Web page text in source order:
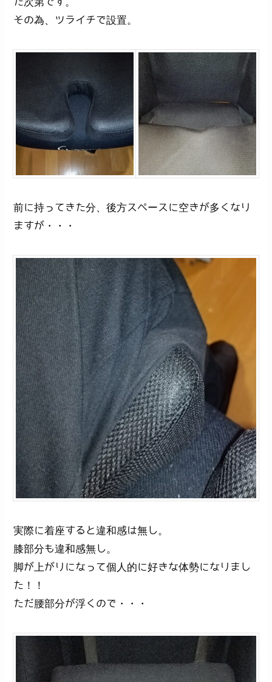
その為、ツライチで設置。
前に持ってきた分、後方スペースに空きが多くなり
ますが・・・
実際に着座すると違和感は無し。
膝部分も違和感無し。
脚が上がりになって個人的に好きな体勢になりまし
た！！
ただ腰部分が浮くので・・・